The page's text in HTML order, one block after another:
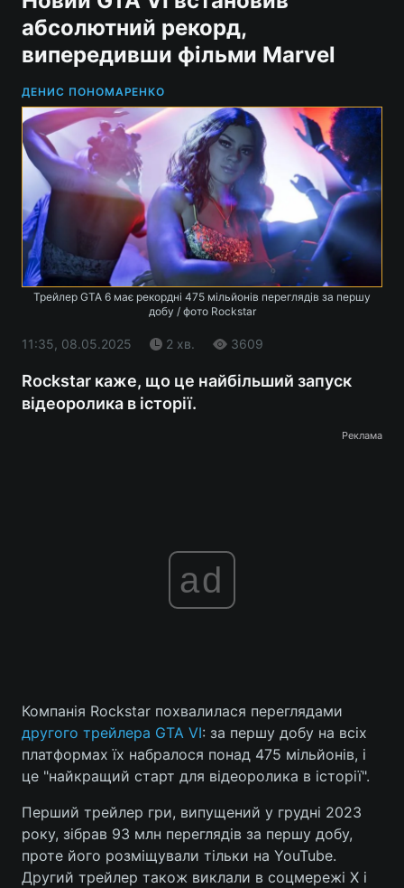
абсолютний рекорд,
випередивши фільми Marvel
ДЕНИС ПОНОМАРЕНКО
Трейлер GTA 6 має рекордні 475 мільйонів переглядів за першу
добу / фото Rockstar
11:35, 08.05.2025 2 хв. 3609
Rockstar каже, що це найбільший запуск
відеоролика в історії.
Реклама
ad
Компанія Rockstar похвалилася переглядами
другого трейлера GTA VI: за першу добу на всіх
платформах їх набралося понад 475 мільйонів, і
це "найкращий старт для відеоролика в історії".
Перший трейлер гри, випущений у грудні 2023
року, зібрав 93 млн переглядів за першу добу,
проте його розміщували тільки на YouTube.
Другий трейлер також виклали в соцмережі X і